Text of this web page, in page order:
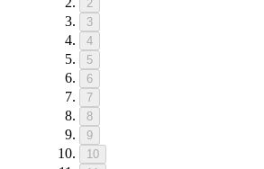
2
3
4
5
6
7
8
9
10